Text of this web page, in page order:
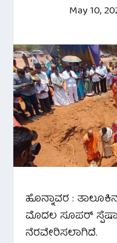
May 10,
ಹೊನ್ನಾವರ :
ಮೊದಲ ಸೂಪರ್
ನೆರವೇರಿಸಲಾಗಿದೆ.